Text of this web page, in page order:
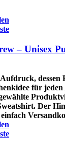
– Unisex
dessen
für
Der
einfach